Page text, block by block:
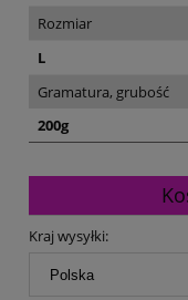
Rozmiar
L
Gramatura, grubość
200g
Cena nie zawiera
Kraj wysyłki: